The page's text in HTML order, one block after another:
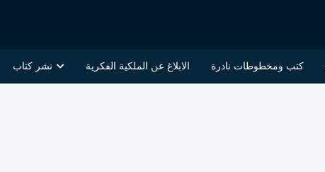
كتب ومخطوطات نادرة الابلاغ عن الملكية الفكرية نشر كتاب